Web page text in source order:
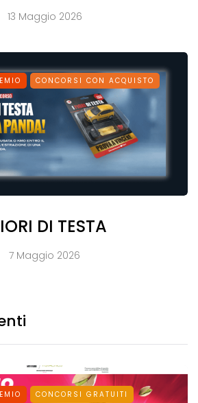
13 Maggio 2026
CONCORSI CON ACQUISTO
DI TESTA
7 Maggio 2026
CONCORSI GRATUITI